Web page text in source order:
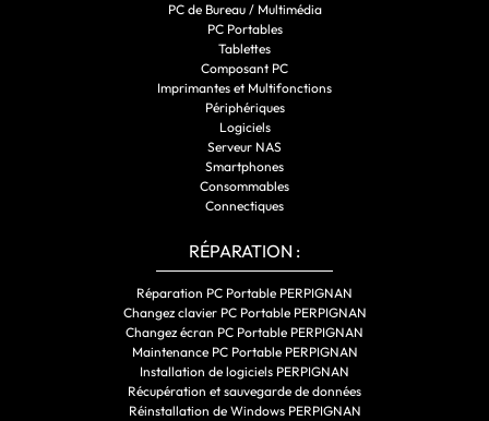
PC de Bureau / Multimédia
PC Portables
Tablettes
Composant PC
Imprimantes et Multifonctions
Périphériques
Logiciels
Serveur NAS
Smartphones
Consommables
Connectiques
RÉPARATION :
Réparation PC Portable PERPIGNAN
Changez clavier PC Portable PERPIGNAN
Changez écran PC Portable PERPIGNAN
Maintenance PC Portable PERPIGNAN
Installation de logiciels PERPIGNAN
Récupération et sauvegarde de données
Réinstallation de Windows PERPIGNAN